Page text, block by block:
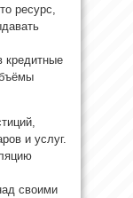
ресурс,
кредитные
и услуг.
своими